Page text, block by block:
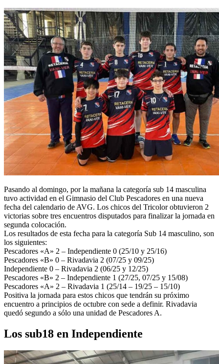
Pasando al domingo, por la mañana la categoría sub 14 masculina
tuvo actividad en el Gimnasio del Club Pescadores en una nueva
fecha del calendario de AVG. Los chicos del Tricolor obtuvieron 2
victorias sobre tres encuentros disputados para finalizar la jornada en
segunda colocación.
Los resultados de esta fecha para la categoría Sub 14 masculino, son
los siguientes:
Pescadores «A» 2 – Independiente 0 (25/10 y 25/16)
Pescadores «B» 0 – Rivadavia 2 (07/25 y 09/25)
Independiente 0 – Rivadavia 2 (06/25 y 12/25)
Pescadores «B» 2 – Independiente 1 (27/25, 07/25 y 15/08)
Pescadores «A» 2 – Rivadavia 1 (25/14 – 19/25 – 15/10)
Positiva la jornada para estos chicos que tendrán su próximo
encuentro a principios de octubre con sede a definir. Rivadavia
quedó segundo a sólo una unidad de Pescadores A.
Los sub18 en Independiente